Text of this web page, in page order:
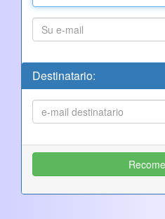
Destinatario: